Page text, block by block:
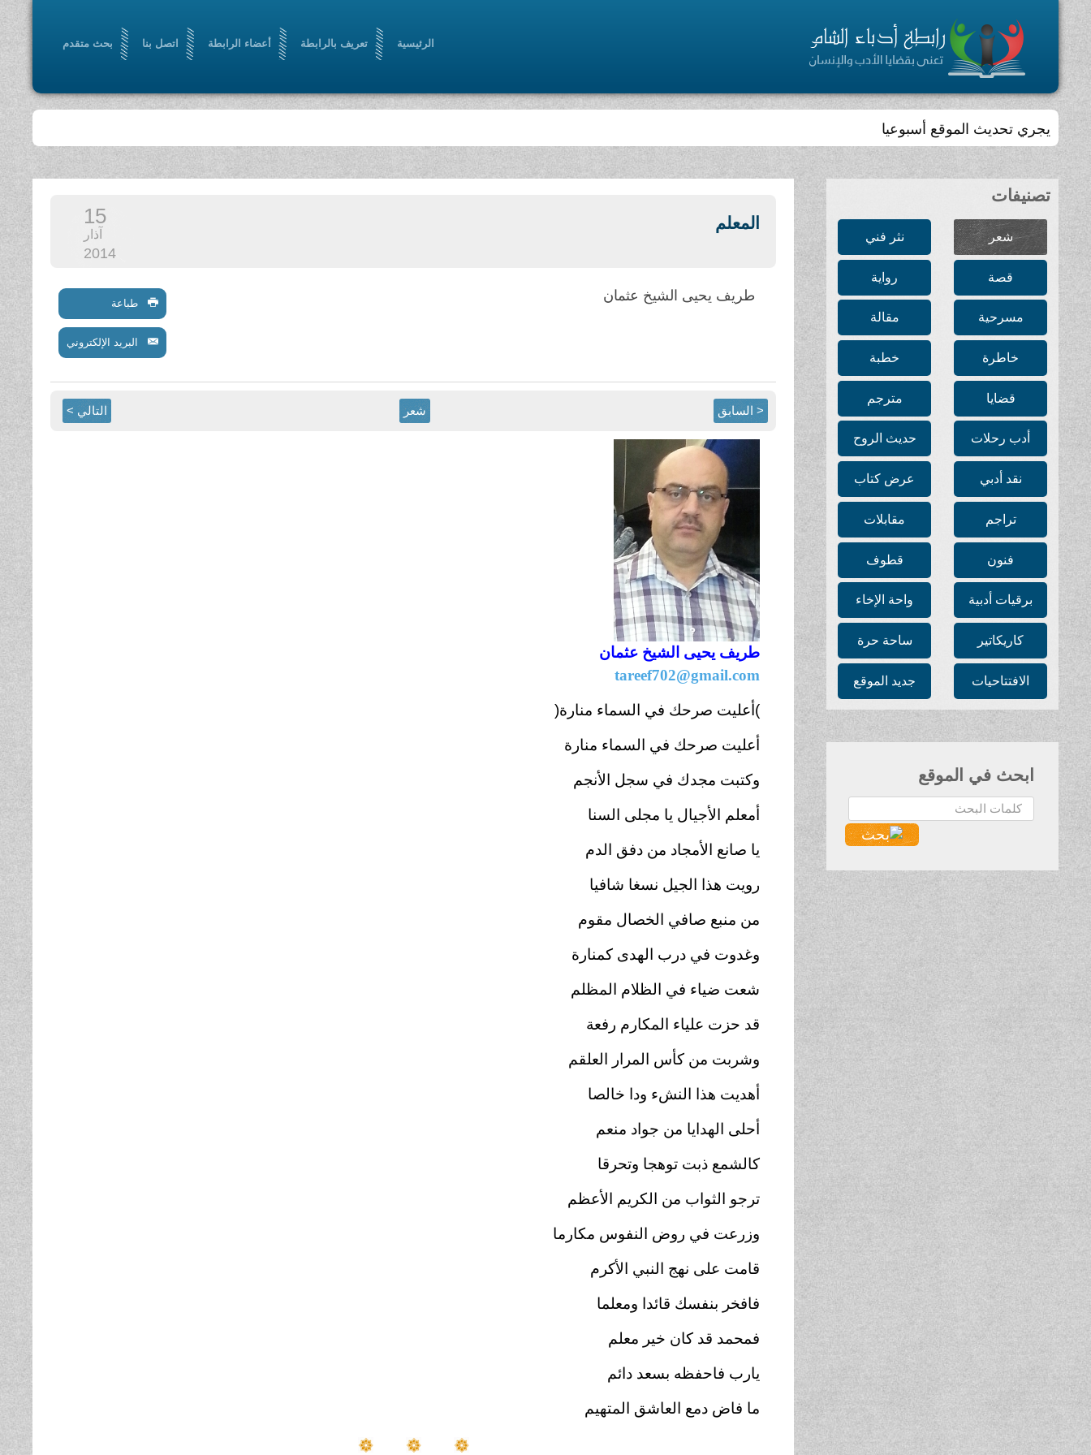
الرئيسية تعريف بالرابطة أعضاء الرابطة اتصل بنا بحث متقدم
يجري تحديث الموقع أسبوعيا
تصنيفات
شعر نثر فني
قصة رواية
مسرحية مقالة
خاطرة خطبة
قضايا مترجم
أدب رحلات حديث الروح
نقد أدبي عرض كتاب
تراجم مقابلات
فنون قطوف
برقيات أدبية واحة الإخاء
كاريكاتير ساحة حرة
الافتتاحيات جديد الموقع
ابحث في الموقع
البحث...
المعلم 15
آذار
2014
طريف يحيى الشيخ عثمان طباعة
البريد الإلكتروني
< السابق شعر التالي >
طريف يحيى الشيخ عثمان
tareef702@gmail.com
( أعليت صرحك في السماء منارة)
أعليت صرحك في السماء منارة
وكتبت مجدك في سجل الأنجم
أمعلم الأجيال يا مجلى السنا
يا صانع الأمجاد من دفق الدم
رويت هذا الجيل نسغا شافيا
من منبع صافي الخصال مقوم
وغدوت في درب الهدى كمنارة
شعت ضياء في الظلام المظلم
قد حزت علياء المكارم رفعة
وشربت من كأس المرار العلقم
أهديت هذا النشء ودا خالصا
أحلى الهدايا من جواد منعم
كالشمع ذبت توهجا وتحرقا
ترجو الثواب من الكريم الأعظم
وزرعت في روض النفوس مكارما
قامت على نهج النبي الأكرم
فافخر بنفسك قائدا ومعلما
فمحمد قد كان خير معلم
يارب فاحفظه بسعد دائم
ما فاض دمع العاشق المتهيم